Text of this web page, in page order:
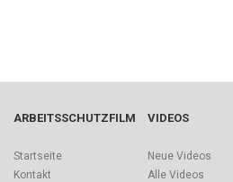
ARBEITSSCHUTZFILM
Startseite
Kontakt
VIDEOS
Neue Videos
Alle Videos